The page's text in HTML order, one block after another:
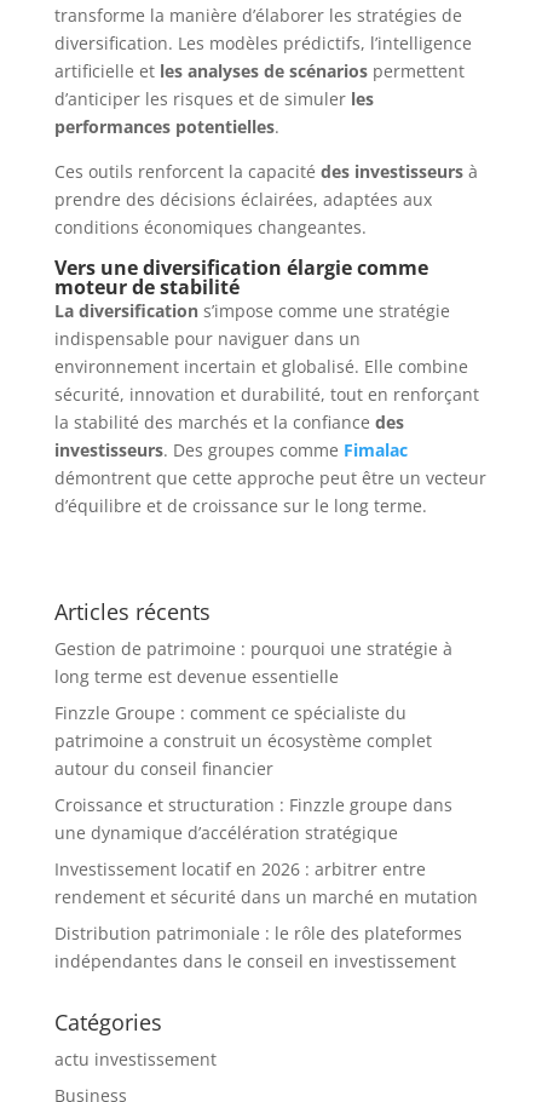
transforme la manière d’élaborer les stratégies de
diversification. Les modèles prédictifs, l’intelligence
artificielle et les analyses de scénariospermettent
d’anticiper les risques et de simuler les
performances potentielles.
Ces outils renforcent la capacité des investisseursà
prendre des décisions éclairées, adaptées aux
conditions économiques changeantes.
Vers une diversification élargie comme
moteur de stabilité
La diversifications’impose comme une stratégie
indispensable pour naviguer dans un
environnement incertain et globalisé. Elle combine
sécurité, innovation et durabilité, tout en renforçant
la stabilité des marchés et la confiance des
investisseurs. Des groupes comme Fimalac
démontrent que cette approche peut être un vecteur
d’équilibre et de croissance sur le long terme.
Articles récents
Gestion de patrimoine : pourquoi une stratégie à
long terme est devenue essentielle
Finzzle Groupe : comment ce spécialiste du
patrimoine a construit un écosystème complet
autour du conseil financier
Croissance et structuration : Finzzle groupe dans
une dynamique d’accélération stratégique
Investissement locatif en 2026 : arbitrer entre
rendement et sécurité dans un marché en mutation
Distribution patrimoniale : le rôle des plateformes
indépendantes dans le conseil en investissement
Catégories
actu investissement
Business